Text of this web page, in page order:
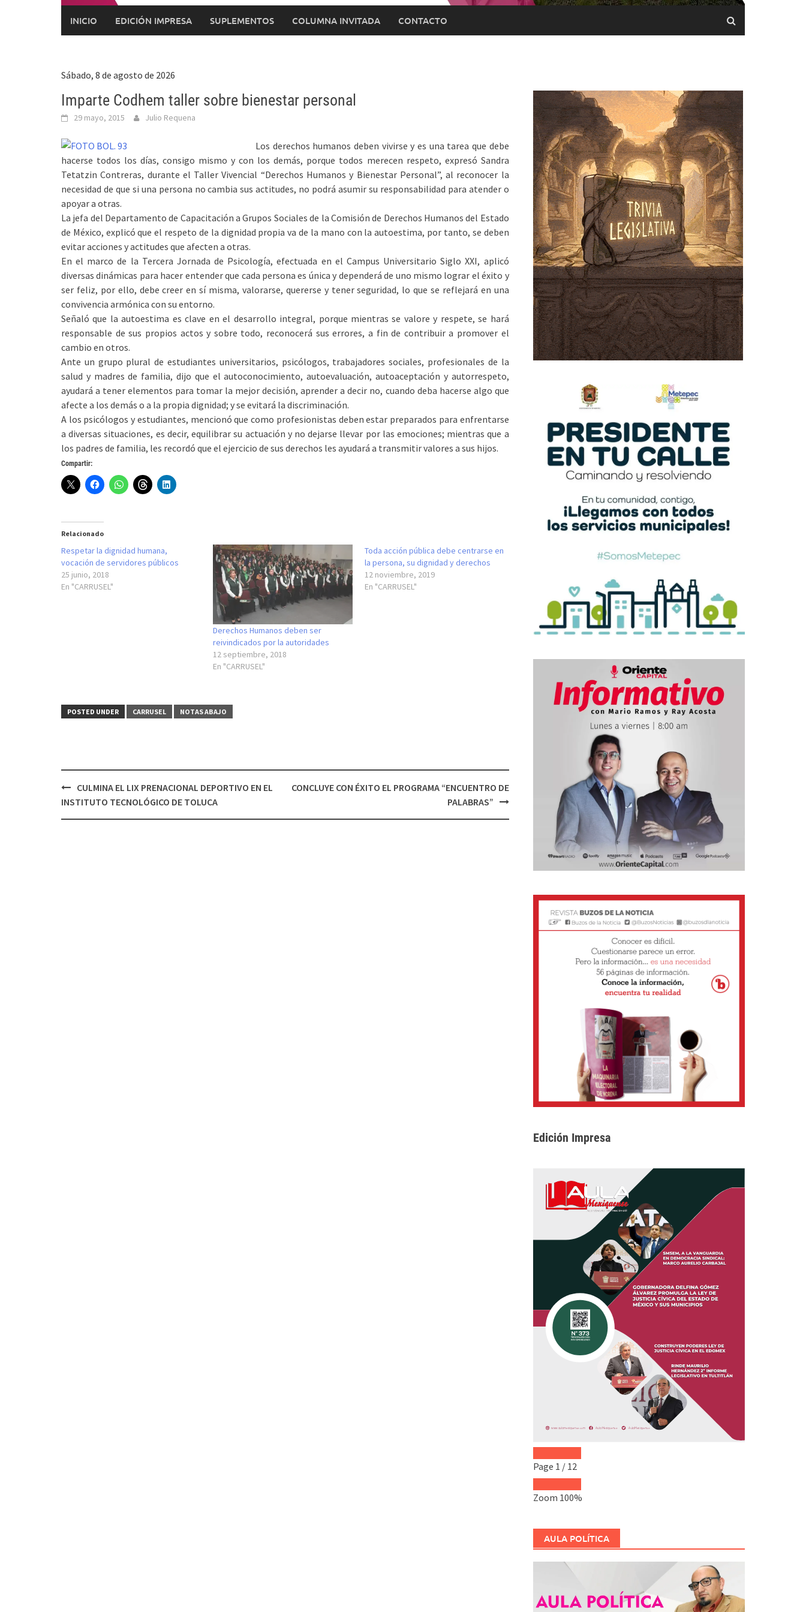
INICIO EDICIÓN IMPRESA SUPLEMENTOS COLUMNA INVITADA CONTACTO
Sábado, 8 de agosto de 2026
Imparte Codhem taller sobre bienestar personal
29 mayo, 2015 Julio Requena
Los derechos humanos deben vivirse y es una tarea que debe
hacerse todos los días, consigo mismo y con los demás, porque todos merecen respeto, expresó Sandra
Tetatzin Contreras, durante el Taller Vivencial “Derechos Humanos y Bienestar Personal”, al reconocer la
necesidad de que si una persona no cambia sus actitudes, no podrá asumir su responsabilidad para atender o
apoyar a otras.
La jefa del Departamento de Capacitación a Grupos Sociales de la Comisión de Derechos Humanos del Estado
de México, explicó que el respeto de la dignidad propia va de la mano con la autoestima, por tanto, se deben
evitar acciones y actitudes que afecten a otras.
En el marco de la Tercera Jornada de Psicología, efectuada en el Campus Universitario Siglo XXI, aplicó
diversas dinámicas para hacer entender que cada persona es única y dependerá de uno mismo lograr el éxito y
ser feliz, por ello, debe creer en sí misma, valorarse, quererse y tener seguridad, lo que se reflejará en una
convivencia armónica con su entorno.
Señaló que la autoestima es clave en el desarrollo integral, porque mientras se valore y respete, se hará
responsable de sus propios actos y sobre todo, reconocerá sus errores, a fin de contribuir a promover el
cambio en otros.
Ante un grupo plural de estudiantes universitarios, psicólogos, trabajadores sociales, profesionales de la
salud y madres de familia, dijo que el autoconocimiento, autoevaluación, autoaceptación y autorrespeto,
ayudará a tener elementos para tomar la mejor decisión, aprender a decir no, cuando deba hacerse algo que
afecte a los demás o a la propia dignidad; y se evitará la discriminación.
A los psicólogos y estudiantes, mencionó que como profesionistas deben estar preparados para enfrentarse
a diversas situaciones, es decir, equilibrar su actuación y no dejarse llevar por las emociones; mientras que a
los padres de familia, les recordó que el ejercicio de sus derechos les ayudará a transmitir valores a sus hijos.
Compartir:
Relacionado
Respetar la dignidad humana,
vocación de servidores públicos
25 junio, 2018
En "CARRUSEL"
Derechos Humanos deben ser
reivindicados por la autoridades
12 septiembre, 2018
En "CARRUSEL"
Toda acción pública debe centrarse en
la persona, su dignidad y derechos
12 noviembre, 2019
En "CARRUSEL"
POSTED UNDER CARRUSEL NOTAS ABAJO
Post
navigation
CULMINA EL LIX PRENACIONAL DEPORTIVO EN EL
INSTITUTO TECNOLÓGICO DE TOLUCA
CONCLUYE CON ÉXITO EL PROGRAMA “ENCUENTRO DE
PALABRAS”
Edición Impresa
Page 1 / 12
Zoom 100%
AULA POLÍTICA